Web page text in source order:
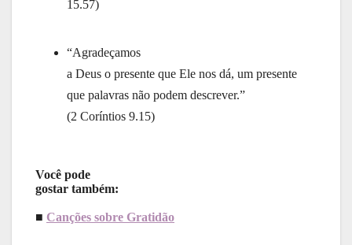
15.57)
“Agradeçamos
a Deus o presente que Ele nos dá, um presente
que palavras não podem descrever.”
(2 Coríntios 9.15)
Você pode
gostar também:
■ Canções sobre Gratidão